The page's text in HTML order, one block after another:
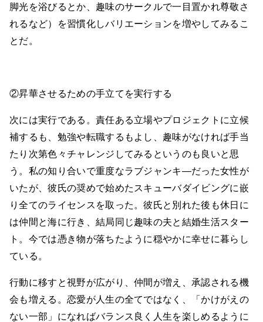
脚光を浴びるとか、趣味のサークルで一目置かれ尊敬さ
れるなど）を習慣化しバリエーションを増やしてみるこ
とだ。
②昇華させるための手立てを実行する
次には実行である。責任ある立場やプロジェクトに立候
補するも、勉強や転職するもよし、趣味がなければ手当
たり次第色々チャレンジしてみるというのも良いと思
う。私の知り合いで重度なラブジャンキ―だった女性が
いたが、彼氏の奨めで始めたスキューバダイビングに嵌
り全てのライセンスを取った。彼氏と別れた後も休日に
は仲間と海に行き、結局同じ趣味の夫と結婚生活スター
ト。今では憑き物が落ちたように穏やかに幸せに暮らし
ている。
行動に移すと視野が広がり、仲間が増え、承認される機
会も増える。恋愛が人生の全てではなく、「かけがえの
ない一部」になればバランス良く人生を楽しめるように